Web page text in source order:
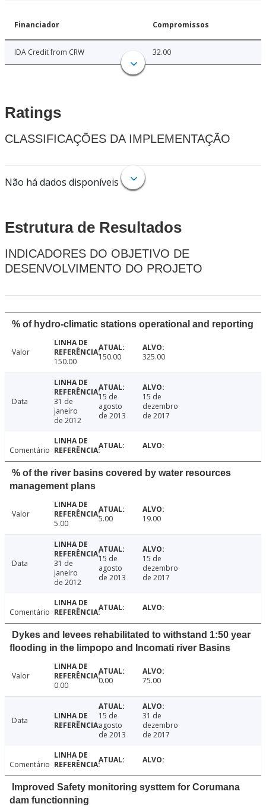
Financiador Compromissos
IDA Credit from CRW 32.00
Ratings
CLASSIFICAÇÕES DA IMPLEMENTAÇÃO
Não há dados disponíveis
Estrutura de Resultados
INDICADORES DO OBJETIVO DE
DESENVOLVIMENTO DO PROJETO
% of hydro-climatic stations operational and reporting
Valor
150.00
150.00 325.00
Data
31 de
janeiro
de 2012
15 de
agosto
de 2013
15 de
dezembro
de 2017
Comentário
% of the river basins covered by water resources
management plans
Valor
5.00
5.00 19.00
Data
31 de
janeiro
de 2012
15 de
agosto
de 2013
15 de
dezembro
de 2017
Comentário
Dykes and levees rehabilitated to withstand 1:50 year
flooding in the limpopo and Incomati river Basins
Valor
0.00
0.00 75.00
Data
15 de
agosto
de 2013
31 de
dezembro
de 2017
Comentário
Improved Safety monitoring systtem for Corumana
dam functionning